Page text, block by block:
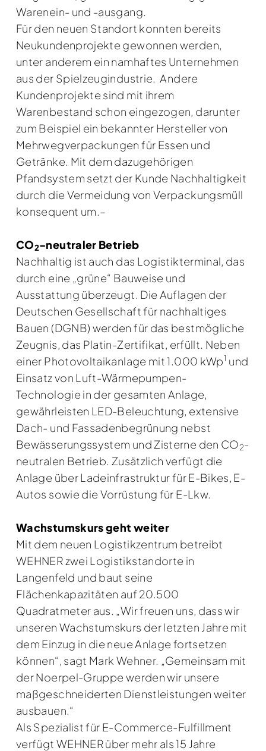
Warenein- und -ausgang.
Für den neuen Standort konnten bereits
Neukundenprojekte gewonnen werden,
unter anderem ein namhaftes Unternehmen
aus der Spielzeugindustrie. Andere
Kundenprojekte sind mit ihrem
Warenbestand schon eingezogen, darunter
zum Beispiel ein bekannter Hersteller von
Mehrwegverpackungen für Essen und
Getränke. Mit dem dazugehörigen
Pfandsystem setzt der Kunde Nachhaltigkeit
durch die Vermeidung von Verpackungsmüll
konsequent um.–
CO2-neutraler Betrieb
Nachhaltig ist auch das Logistikterminal, das
durch eine „grüne“ Bauweise und
Ausstattung überzeugt. Die Auflagen der
Deutschen Gesellschaft für nachhaltiges
Bauen (DGNB) werden für das bestmögliche
Zeugnis, das Platin-Zertifikat, erfüllt. Neben
einer Photovoltaikanlage mit 1.000 kWp1 und
Einsatz von Luft-Wärmepumpen-
Technologie in der gesamten Anlage,
gewährleisten LED-Beleuchtung, extensive
Dach- und Fassadenbegrünung nebst
Bewässerungssystem und Zisterne den CO2-
neutralen Betrieb. Zusätzlich verfügt die
Anlage über Ladeinfrastruktur für E-Bikes, E-
Autos sowie die Vorrüstung für E-Lkw.
Wachstumskurs geht weiter
Mit dem neuen Logistikzentrum betreibt
WEHNER zwei Logistikstandorte in
Langenfeld und baut seine
Flächenkapazitäten auf 20.500
Quadratmeter aus. „Wir freuen uns, dass wir
unseren Wachstumskurs der letzten Jahre mit
dem Einzug in die neue Anlage fortsetzen
können“, sagt Mark Wehner. „Gemeinsam mit
der Noerpel-Gruppe werden wir unsere
maßgeschneiderten Dienstleistungen weiter
ausbauen.“
Als Spezialist für E-Commerce-Fulfillment
verfügt WEHNER über mehr als 15 Jahre